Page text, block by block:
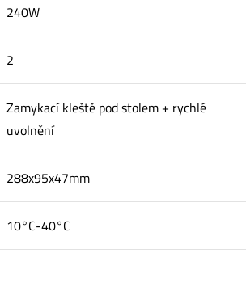
240W
2
Zamykací kleště pod stolem + rychlé
uvolnění
288x95x47mm
10°C-40°C